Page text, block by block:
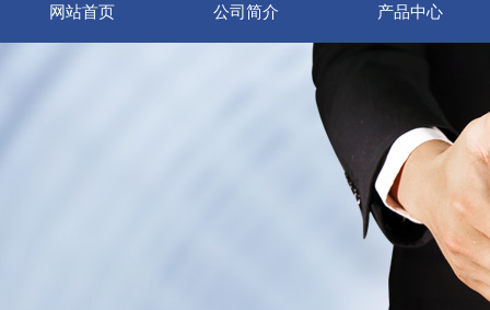
网站首页 公司简介 产品中心